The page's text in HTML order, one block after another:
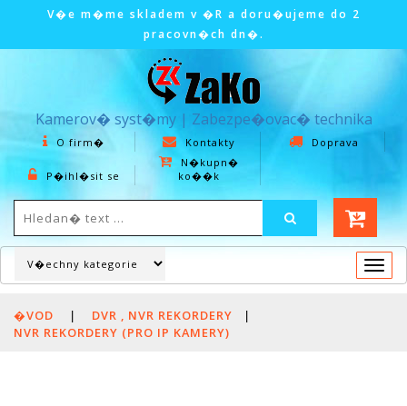
V�e m�me skladem v �R a doru�ujeme do 2
pracovn�ch dn�.
Kamerov� syst�my | Zabezpe�ovac� technika
O firm� Kontakty Doprava
P�ihl�sit se
N�kupn�
ko��k
�VOD | DVR , NVR REKORDERY
|
NVR REKORDERY (PRO IP KAMERY)